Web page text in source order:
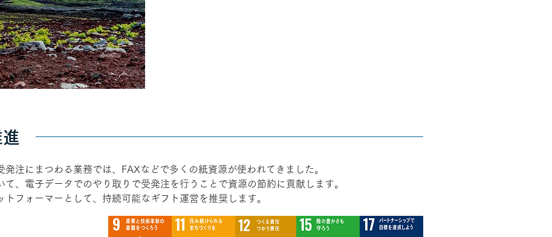
発注にまつわる業務では、FAXなどで多くの紙資源が使われてきました。
て、電子データでのやり取りで受発注を行うことで資源の節約に貢献します。
トフォーマーとして、持続可能なギフト運営を推奨します。